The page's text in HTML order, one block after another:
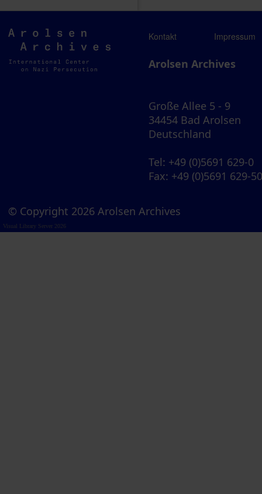
Arolsen
Archives
Kontakt Impressum
Arolsen Archives
Große Allee 5 - 9
34454 Bad Arolsen
Deutschland
Tel: +49 (0)5691 629-0
Fax: +49 (0)5691 629-
© Copyright 2026 Arolsen Archives
Visual Library Server 2026